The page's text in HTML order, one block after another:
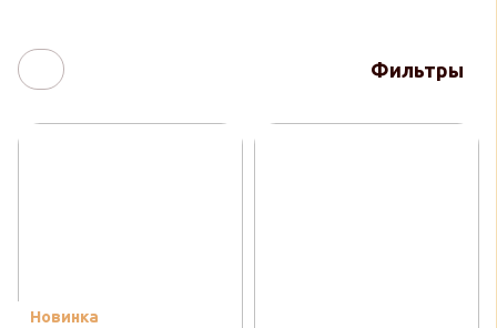
Фильтры
Новинка